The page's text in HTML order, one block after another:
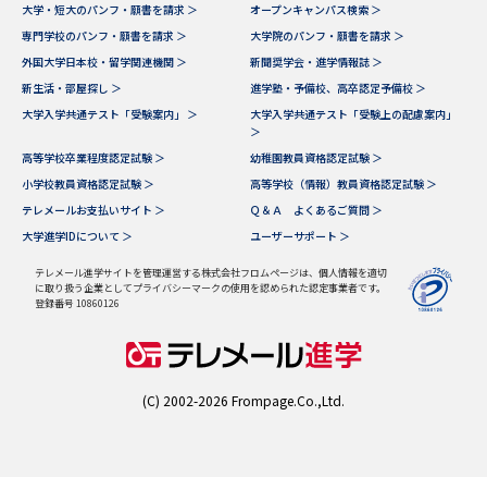
データサイエンス特集 奨学金・特待生制度特集
デジタルパンフレット 進路の３択
（高3生用）
（高2生用）
SELFBRAND特集ページ
オープンキャンパスなどを調べる
大学・短大のパンフ・願書を請求 ＞
オープンキャンパス検索 ＞
専門学校のパンフ・願書を請求 ＞
大学院のパンフ・願書を請求 ＞
外国大学日本校・留学関連機関 ＞
新聞奨学会・進学情報誌 ＞
新生活・部屋探し ＞
進学塾・予備校、高卒認定予備校 ＞
大学入学共通テスト「受験案内」 ＞
大学入学共通テスト「受験上の配慮案内」
＞
高等学校卒業程度認定試験 ＞
幼稚園教員資格認定試験 ＞
小学校教員資格認定試験 ＞
高等学校（情報）教員資格認定試験 ＞
テレメールお支払いサイト ＞
Ｑ＆Ａ よくあるご質問 ＞
大学進学IDについて ＞
ユーザーサポート ＞
テレメール進学サイトを管理運営する株式会社フロムページは、個人情報を適切
に取り扱う企業としてプライバシーマークの使用を認められた認定事業者です。
登録番号 10860126
(C) 2002-2026 Frompage.Co.,Ltd.